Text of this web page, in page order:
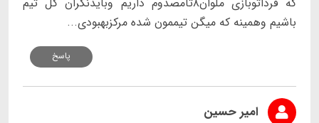
باشیم وهمینه که میگن تیممون شده مرکزبهبودی...
پاسخ
امیر حسین